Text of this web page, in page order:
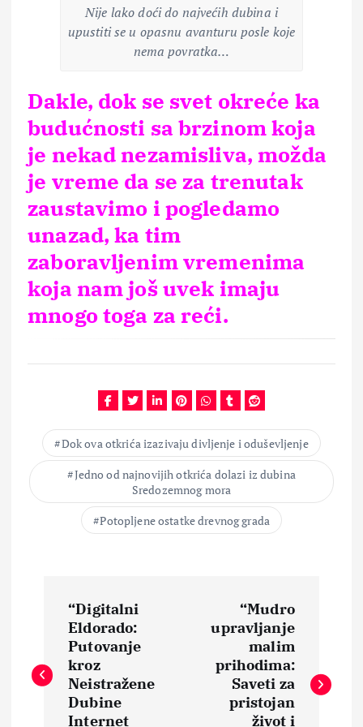
Nije lako doći do najvećih dubina i
upustiti se u opasnu avanturu posle koje
nema povratka…
Dakle, dok se svet okreće ka
budućnosti sa brzinom koja
je nekad nezamisliva, možda
je vreme da se za trenutak
zaustavimo i pogledamo
unazad, ka tim
zaboravljenim vremenima
koja nam još uvek imaju
mnogo toga za reći.
Dok ova otkrića izazivaju divljenje i oduševljenje
Jedno od najnovijih otkrića dolazi iz dubina
Sredozemnog mora
Potopljene ostatke drevnog grada
v
“Digitalni
Eldorado:
Putovanje
kroz
Neistražene
Dubine
Internet
“Mudro
upravljanje
malim
prihodima:
Saveti za
pristojan
život i